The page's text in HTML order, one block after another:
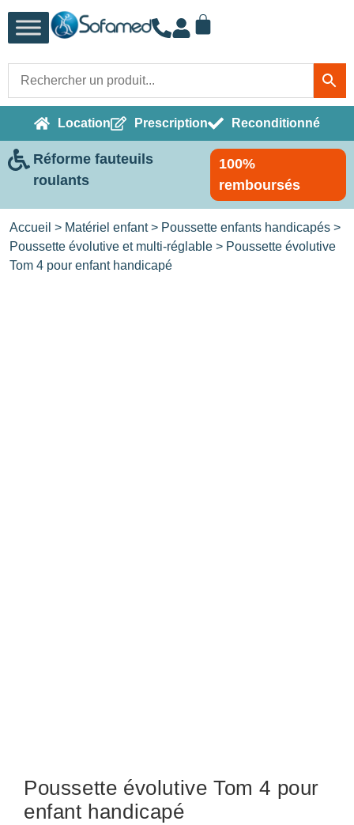
Location Prescription Reconditionné
Réforme fauteuils
roulants
100%
remboursés
Accueil > Matériel enfant> Poussette enfants handicapés >
Poussette évolutive et multi-réglable > Poussette évolutive
Tom 4 pour enfant handicapé
Poussette évolutive Tom 4 pour
enfant handicapé